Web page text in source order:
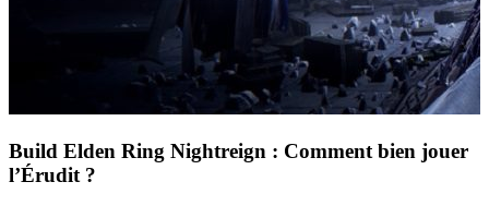
Build Elden Ring Nightreign : Comment bien jouer
l’Érudit ?